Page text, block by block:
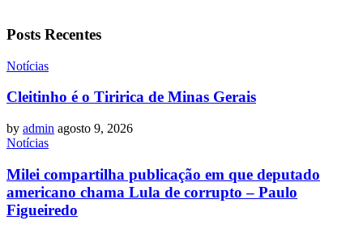
Posts Recentes
Notícias
Cleitinho é o Tiririca de Minas Gerais
by admin agosto 9, 2026
Notícias
Milei compartilha publicação em que deputado
americano chama Lula de corrupto – Paulo
Figueiredo